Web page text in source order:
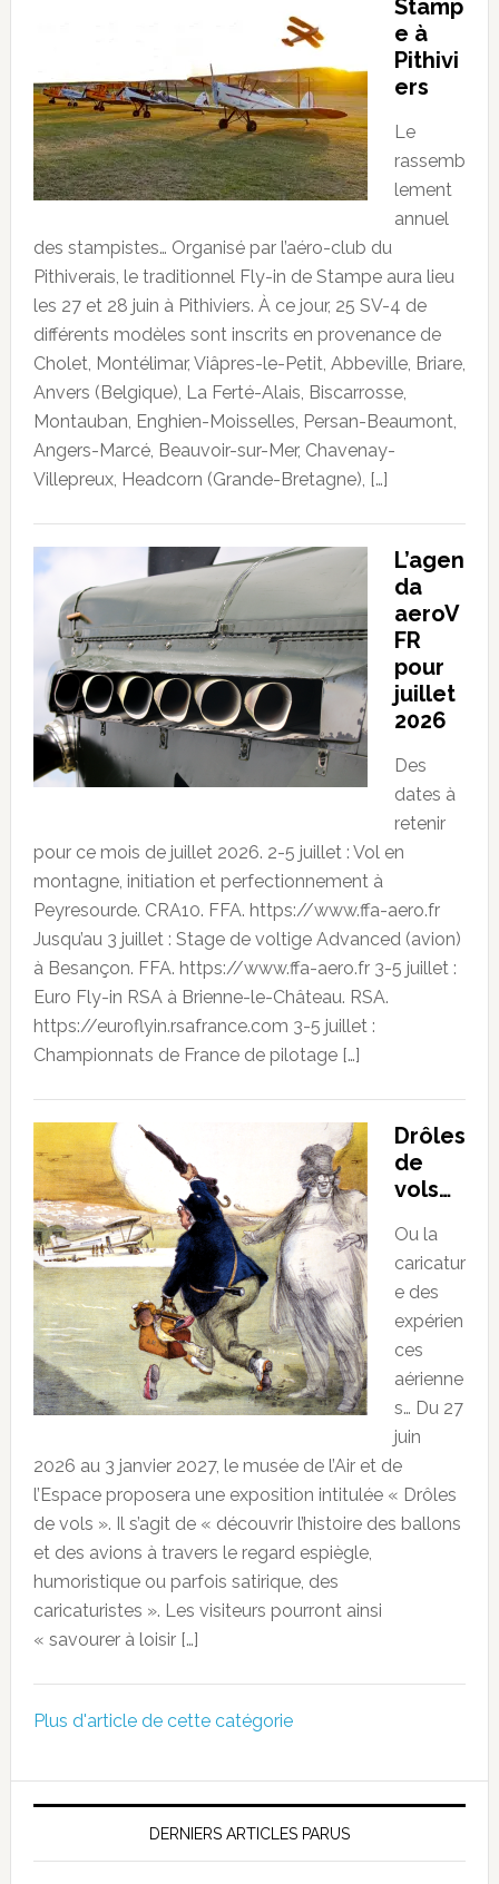
Stamp
e à
Pithivi
ers
Le
rassemb
lement
annuel
des stampistes… Organisé par l’aéro-club du
Pithiverais, le traditionnel Fly-in de Stampe aura lieu
les 27 et 28 juin à Pithiviers. À ce jour, 25 SV-4 de
différents modèles sont inscrits en provenance de
Cholet, Montélimar, Viâpres-le-Petit, Abbeville, Briare,
Anvers (Belgique), La Ferté-Alais, Biscarrosse,
Montauban, Enghien-Moisselles, Persan-Beaumont,
Angers-Marcé, Beauvoir-sur-Mer, Chavenay-
Villepreux, Headcorn (Grande-Bretagne), […]
L’agen
da
aeroV
FR
pour
juillet
2026
Des
dates à
retenir
pour ce mois de juillet 2026. 2-5 juillet : Vol en
montagne, initiation et perfectionnement à
Peyresourde. CRA10. FFA. https://www.ffa-aero.fr
Jusqu’au 3 juillet : Stage de voltige Advanced (avion)
à Besançon. FFA. https://www.ffa-aero.fr 3-5 juillet :
Euro Fly-in RSA à Brienne-le-Château. RSA.
https://euroflyin.rsafrance.com 3-5 juillet :
Championnats de France de pilotage […]
Drôles
de
vols…
Ou la
caricatur
e des
expérien
ces
aérienne
s… Du 27
juin
2026 au 3 janvier 2027, le musée de l’Air et de
l’Espace proposera une exposition intitulée « Drôles
de vols ». Il s’agit de « découvrir l’histoire des ballons
et des avions à travers le regard espiègle,
humoristique ou parfois satirique, des
caricaturistes ». Les visiteurs pourront ainsi
« savourer à loisir […]
Plus d'article de cette catégorie
DERNIERS ARTICLES PARUS